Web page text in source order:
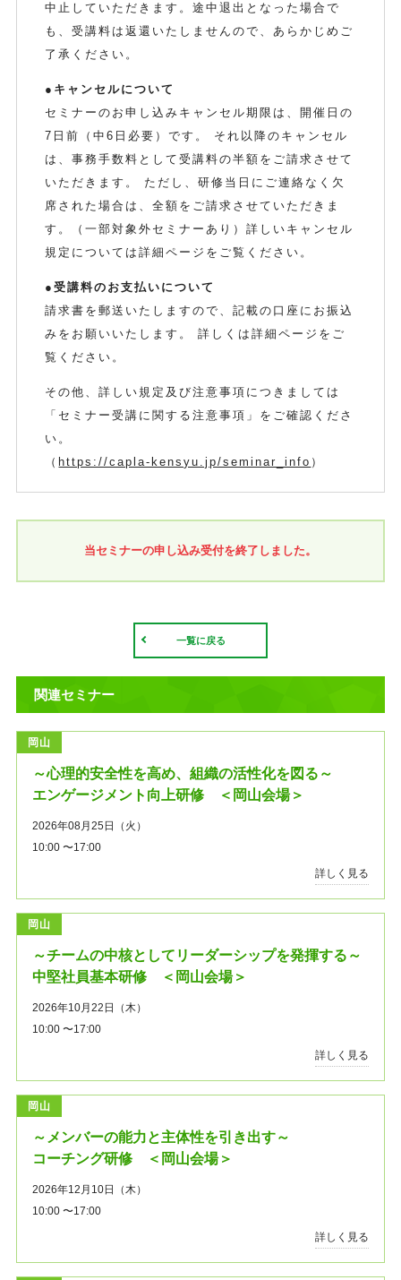
中止していただきます。途中退出となった場合で
も、受講料は返還いたしませんので、あらかじめご
了承ください。
●キャンセルについて
セミナーのお申し込みキャンセル期限は、開催日の
7日前（中6日必要）です。 それ以降のキャンセル
は、事務手数料として受講料の半額をご請求させて
いただきます。 ただし、研修当日にご連絡なく欠
席された場合は、全額をご請求させていただきま
す。（一部対象外セミナーあり）詳しいキャンセル
規定については詳細ページをご覧ください。
●受講料のお支払いについて
請求書を郵送いたしますので、記載の口座にお振込
みをお願いいたします。 詳しくは詳細ページをご
覧ください。
その他、詳しい規定及び注意事項につきましては
「セミナー受講に関する注意事項」をご確認くださ
い。
（ https://capla-kensyu.jp/seminar_info ）
当セミナーの申し込み受付を終了しました。
一覧に戻る
関連セミナー
岡山
～心理的安全性を高め、組織の活性化を図る～
エンゲージメント向上研修 ＜岡山会場＞
2026年08月25日（火）
10:00 〜17:00
詳しく見る
岡山
～チームの中核としてリーダーシップを発揮する～
中堅社員基本研修 ＜岡山会場＞
2026年10月22日（木）
10:00 〜17:00
詳しく見る
岡山
～メンバーの能力と主体性を引き出す～
コーチング研修 ＜岡山会場＞
2026年12月10日（木）
10:00 〜17:00
詳しく見る